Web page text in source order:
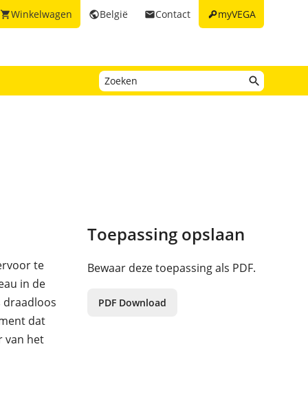
keymyVEGA
emailContact
publicBelgië
shopping_cartWinkelwagen
te
in de
draadloos
dat
van het
Toepassing opslaan
Bewaar deze toepassing als PDF.
PDF Download